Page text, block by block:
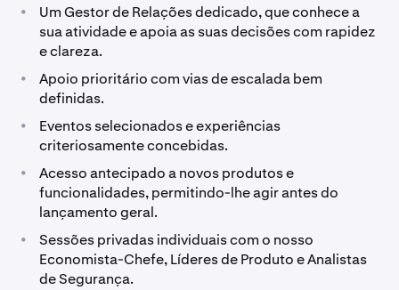
•
Um Gestor de Relações dedicado, que conhece a
sua atividade e apoia as suas decisões com rapidez
e clareza.
•
Apoio prioritário com vias de escalada bem
definidas.
•
Eventos selecionados e experiências
criteriosamente concebidas.
•
Acesso antecipado a novos produtos e
funcionalidades, permitindo-lhe agir antes do
lançamento geral.
•
Sessões privadas individuais com o nosso
Economista-Chefe, Líderes de Produto e Analistas
de Segurança.